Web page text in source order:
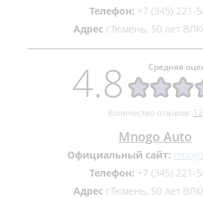
Телефон: +7 (345) 221-
Адресг.Тюмень, 50 лет
Средняя
4.8
Количество отзывов: 12
Mnogo Auto
Официальный сайт:
Телефон: +7 (345) 221-
Адресг.Тюмень, 50 лет